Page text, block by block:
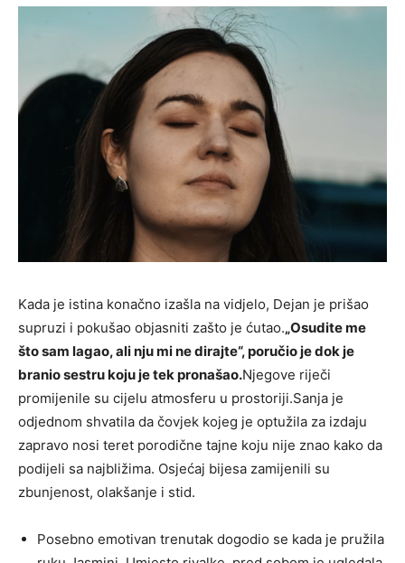
Kada je istina konačno izašla na vidjelo, Dejan je prišao
supruzi i pokušao objasniti zašto je ćutao.„Osudite me
što sam lagao, ali nju mi ne dirajte“, poručio je dok je
branio sestru koju je tek pronašao.Njegove riječi
promijenile su cijelu atmosferu u prostoriji.Sanja je
odjednom shvatila da čovjek kojeg je optužila za izdaju
zapravo nosi teret porodične tajne koju nije znao kako da
podijeli sa najbližima. Osjećaj bijesa zamijenili su
zbunjenost, olakšanje i stid.
Posebno emotivan trenutak dogodio se kada je pružila